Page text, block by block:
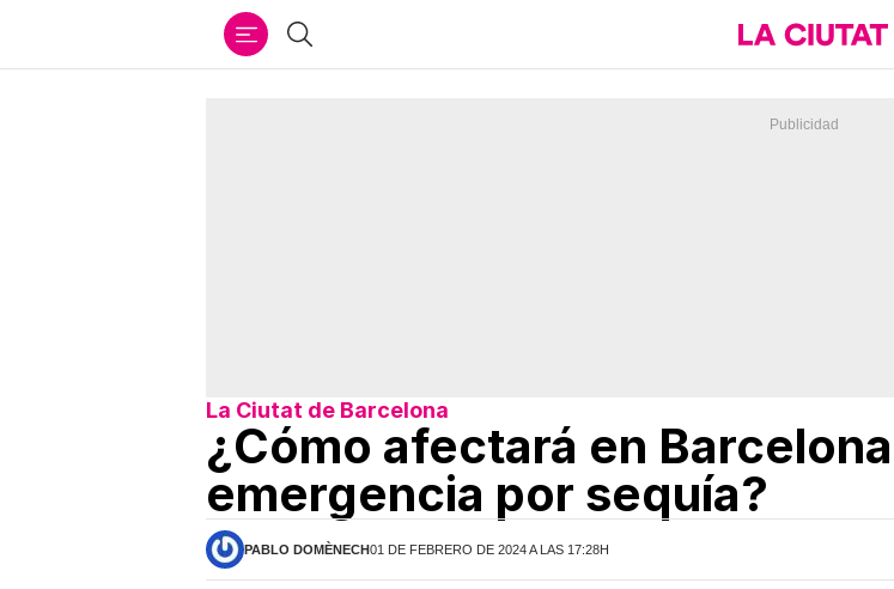
Buscar
La Ciutat de Barcelona
¿Cómo afectará en
emergencia por sequía?
PABLO DOMÈNECH01 DE FEBRERO DE 2024 A LAS 17:28H